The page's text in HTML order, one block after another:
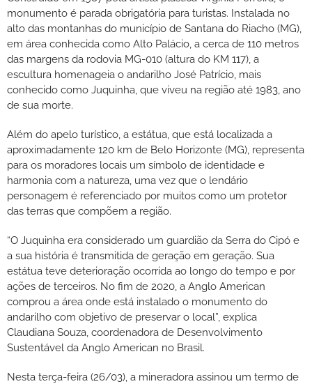
monumento é parada obrigatória para turistas. Instalada no
alto das montanhas do município de Santana do Riacho (MG),
em área conhecida como Alto Palácio, a cerca de 110 metros
das margens da rodovia MG-010 (altura do KM 117), a
escultura homenageia o andarilho José Patrício, mais
conhecido como Juquinha, que viveu na região até 1983, ano
de sua morte.
Além do apelo turístico, a estátua, que está localizada a
aproximadamente 120 km de Belo Horizonte (MG), representa
para os moradores locais um símbolo de identidade e
harmonia com a natureza, uma vez que o lendário
personagem é referenciado por muitos como um protetor
das terras que compõem a região.
“O Juquinha era considerado um guardião da Serra do Cipó e
a sua história é transmitida de geração em geração. Sua
estátua teve deterioração ocorrida ao longo do tempo e por
ações de terceiros. No fim de 2020, a Anglo American
comprou a área onde está instalado o monumento do
andarilho com objetivo de preservar o local”, explica
Claudiana Souza, coordenadora de Desenvolvimento
Sustentável da Anglo American no Brasil.
Nesta terça-feira (26/03), a mineradora assinou um termo de